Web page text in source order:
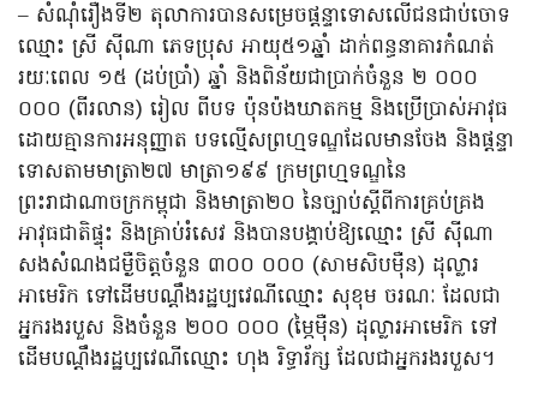
– សំណុំរឿងទី២ តុលាការបានសម្រេចផ្តន្ទាទោសលើជនជាប់ចោទ
ឈ្មោះ ស្រី ស៊ីណា ភេទប្រុស អាយុ៥១ឆ្នាំ ដាក់ពន្ធនាគារកំណត់​
រយៈពេល ១៥ (ដប់ប្រាំ) ឆ្នាំ និងពិន័យជាប្រាក់ចំនួន ២ ០០០
០០០ (ពីរលាន) រៀល ពីបទ ប៉ុនប៉ងឃាតកម្ម និងប្រើប្រាស់អាវុធ
ដោយគ្មានការអនុញ្ញាត បទល្មើសព្រហ្មទណ្ឌដែលមានចែង និងផ្តន្ទា
ទោសតាមមាត្រា២៧ មាត្រា១៩៩ ក្រមព្រហ្មទណ្ឌនៃ
ព្រះរាជាណាចក្រកម្ពុជា និងមាត្រា២០ នៃច្បាប់ស្តីពីការគ្រប់គ្រង
អាវុធជាតិផ្ទុះ និងគ្រាប់រំសេវ និងបានបង្គាប់ឱ្យឈ្មោះ ស្រី ស៊ីណា
សងសំណងជម្ងឺចិត្តចំនួន ៣០០ ០០០ (សាមសិបម៉ឺន) ដុល្លារ
អាមេរិក ទៅដើមបណ្តឹងរដ្ឋប្បវេណីឈ្មោះ សុខុម ចរណៈ ដែលជា
អ្នករងរបួស និងចំនួន ២០០ ០០០ (ម្ភៃម៉ឺន) ដុល្លារអាមេរិក ទៅ
ដើមបណ្តឹងរដ្ឋប្បវេណីឈ្មោះ ហុង រិទ្ធារ័ក្ស ដែលជាអ្នករងរបួស។